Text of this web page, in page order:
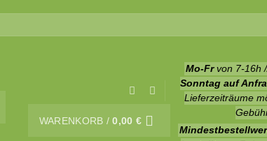
WARENKORB /0,00 €
Mo-Frvon 7-16h
Sonntag auf
Lieferzeiträume